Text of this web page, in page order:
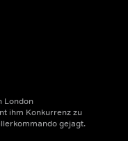
London
ihm Konkurrenz zu
gejagt.